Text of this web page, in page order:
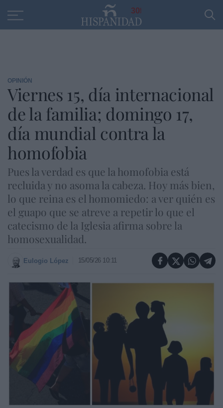
30
OPINIÓN
Viernes 15, día internacional
de la familia; domingo 17,
día mundial contra la
homofobia
Pues la verdad es que la homofobia está
recluida y no asoma la cabeza. Hoy más bien,
lo que reina es el homomiedo: a ver quién es
el guapo que se atreve a repetir lo que el
catecismo de la Iglesia afirma sobre la
homosexualidad.
Eulogio López 15/05/26 10:11